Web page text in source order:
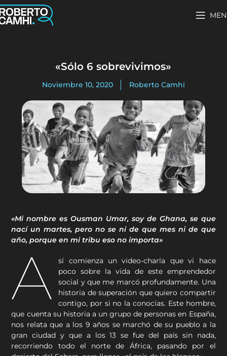
«Sólo 6 sobrevivimos»
Noviembre 10, 2020 Roberto Camhi
«Mi nombre es Ousman Umar, soy de Ghana, se que
nací un martes, pero no se ni de que mes ni de que
año, porque en mi tribu eso no importa»
A
sí comienza un video-charla que vi hace
poco sobre la vida de este emprendedor
social y que me marcó profundamente. Una
historia de superación que quiero compartir
contigo, por si no la conocías. Este hombre,
que cuenta su historia a un grupo de personas en España,
nos relata que a los 9 años se marchó de su pueblo a la
gran ciudad y que a los 13 se fue del país sin nada,
recorriendo todo el norte de África, pasando por el